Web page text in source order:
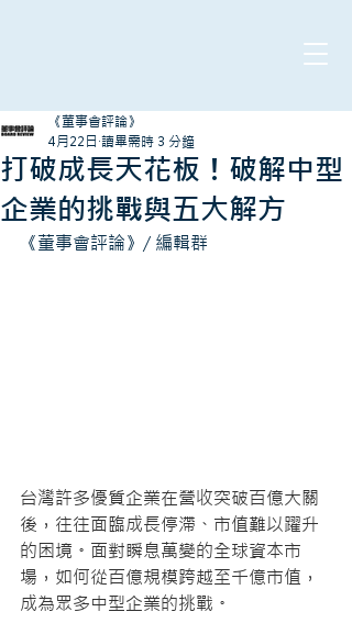
打破成長天花板！破解中型
企業的挑戰與五大解方
《董事會評論》
4月22日 讀畢需時 3 分鐘
《董事會評論》/ 編輯群
台灣許多優質企業在營收突破百億大關
後，往往面臨成長停滯、市值難以躍升
的困境。面對瞬息萬變的全球資本市
場，如何從百億規模跨越至千億市值，
成為眾多中型企業的挑戰。